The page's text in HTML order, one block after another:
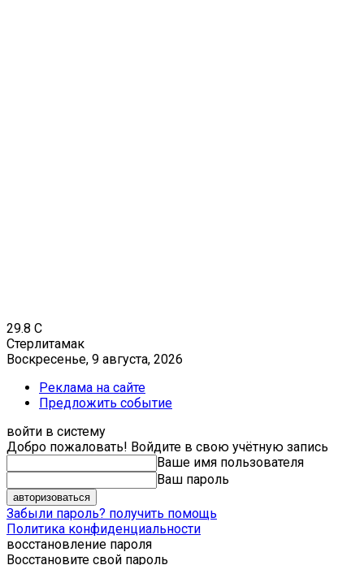
29.8 C
Стерлитамак
Воскресенье, 9 августа, 2026
Реклама на сайте
Предложить событие
войти в систему
Добро пожаловать! Войдите в свою учётную запись
Ваше имя пользователя
Ваш пароль
Забыли пароль? получить помощь
Политика конфиденциальности
восстановление пароля
Восстановите свой пароль